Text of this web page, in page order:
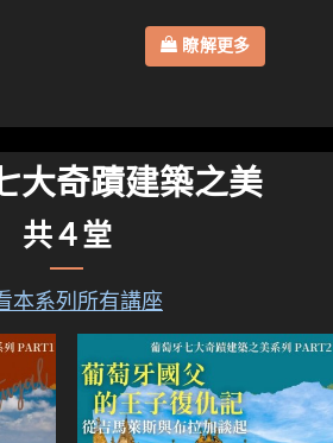
瞭解更多
大奇蹟建築之美
共４堂
本系列所有講座